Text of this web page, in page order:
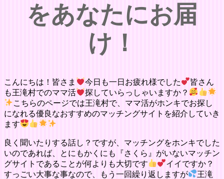
をあなたにお届
け！
こんにちは！皆さま 今日も一日お疲れ様でした
皆さん
も王滝村でのママ活
探していらっしゃいますか？
こちらのページでは王滝村で、ママ活がホンキでお探し
になれる優良なおすすめのマッチングサイトを紹介していき
ます
良く聞いたりする話し？ですが、マッチングをホンキでした
いのであれば、とにもかくにも『さくら』がいないマッチン
グサイトであることが何よりも大切です
イイですか？
すっごい大事な事なので、もう一回繰り返しますが
王滝